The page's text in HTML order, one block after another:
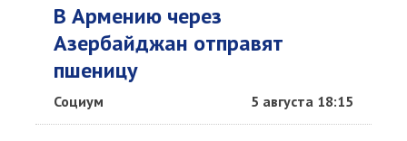
В Армению через
Азербайджан отправят
пшеницу
Социум 5 августа 18:15